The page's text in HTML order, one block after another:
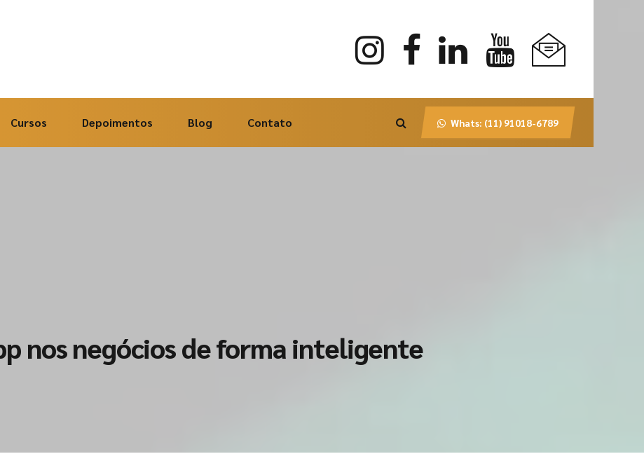
Whats: (11) 91018-6789
Cursos Depoimentos Blog Contato
nos negócios de forma inteligente